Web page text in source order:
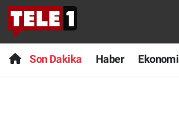
Son Dakika Haber Ekonomi
Anında Manşet
Başka Sohbetler
Son Dakika
Haber
Nöbetçi Eczaneler
Hava Durumu